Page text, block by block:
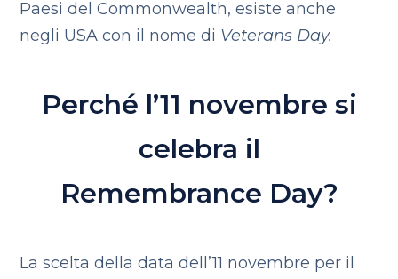
Paesi del Commonwealth, esiste anche
negli USA con il nome di Veterans Day.
Perché l’11 novembre si
celebra il
Remembrance Day?
La scelta della data dell’11 novembre per il